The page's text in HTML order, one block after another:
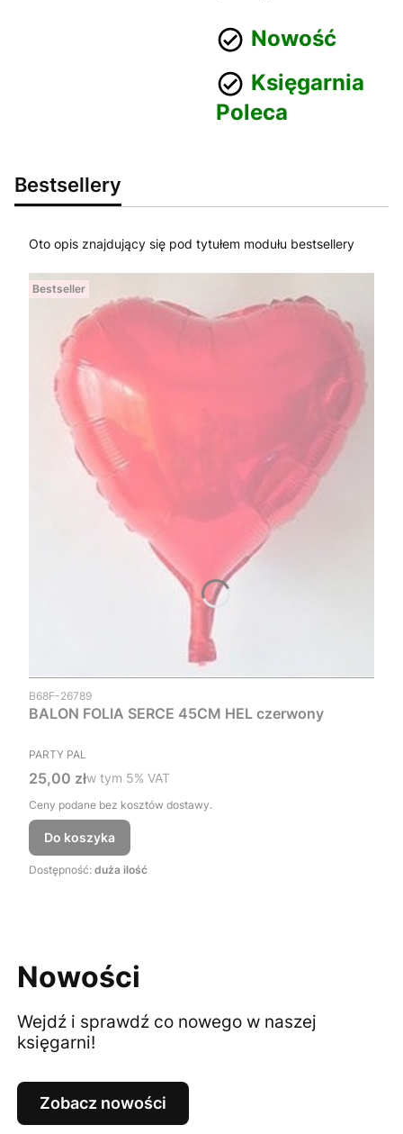
Nowość
Księgarnia
Poleca
Bestsellery
Oto opis znajdujący się pod tytułem modułu bestsellery
Bestseller
Kod produktu
B68F-26789
BALON FOLIA SERCE 45CM HEL czerwony
PRODUCENT
PARTY PAL
Cena brutto
25,00 złw tym %s VAT
w tym 5% VAT
Ceny podane bez kosztów dostawy.
Do koszyka
Dostępność: duża ilość
Nowości
Wejdź i sprawdź co nowego w naszej
księgarni!
Zobacz nowości